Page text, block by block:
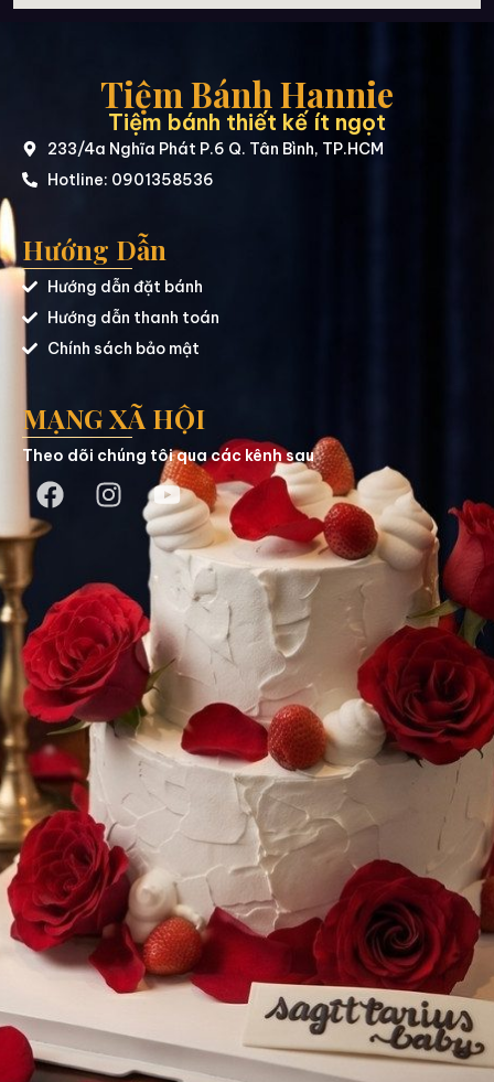
Tiệm Bánh Hannie
Tiệm bánh thiết kế ít ngọt
233/4a Nghĩa Phát P.6 Q. Tân Bình, TP.HCM
Hotline: 0901358536
Hướng Dẫn
Hướng dẫn đặt bánh
Hướng dẫn thanh toán
Chính sách bảo mật
MẠNG XÃ HỘI
Theo dõi chúng tôi qua các kênh sau